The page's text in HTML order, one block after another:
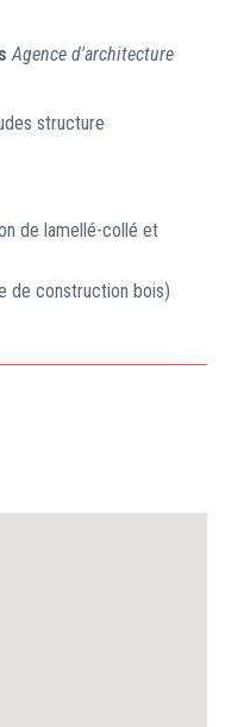
Agence d'architecture
structure
de lamellé-collé et
de construction bois)